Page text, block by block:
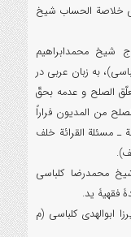
شرح فارسی خلاصة الحساب شیخ
شیخ محمدابراهیم
کلباسی)، به زبان عربی در
جواز تعلّق الصلح و عدمه بحقّ
من المدیون فراراً
ـ مسئلة القرائة خلف
شیخ محمدرضا کلباسی
ابوالهدی کلباسی (م